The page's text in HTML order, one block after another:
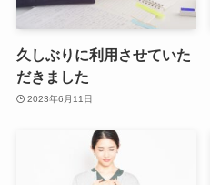
久しぶりに利用させていた
だきました
2023年6月11日